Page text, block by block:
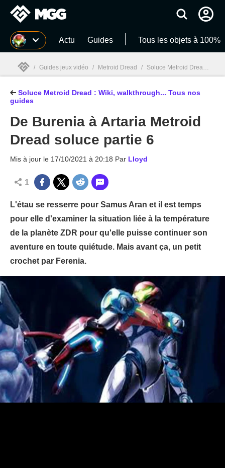
MGG Actu Guides Tous les objets à 100%
MGG
/ Guides jeux vidéo / Metroid Dread / Soluce Metroid Dread : Wiki, walkthrough... Tous nos guides
Soluce Metroid Dread : Wiki, walkthrough... Tous nos
guides
De Burenia à Artaria Metroid
Dread soluce partie 6
Mis à jour le 17/10/2021 à 20:18 Par Lloyd
1
L'étau se resserre pour Samus Aran et il est temps
pour elle d'examiner la situation liée à la température
de la planète ZDR pour qu'elle puisse continuer son
aventure en toute quiétude. Mais avant ça, un petit
crochet par Ferenia.